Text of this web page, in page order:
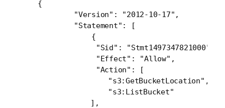
{
                "s3:GetBucketLocation",
                "s3:ListBucket"
            ],